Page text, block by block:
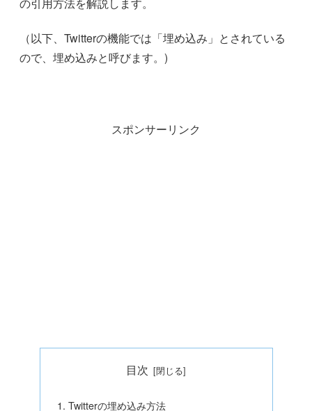
（以下、Twitterの機能では「埋め込み」とされている
ので、埋め込みと呼びます。)
スポンサーリンク
目次
Twitterの埋め込み方法